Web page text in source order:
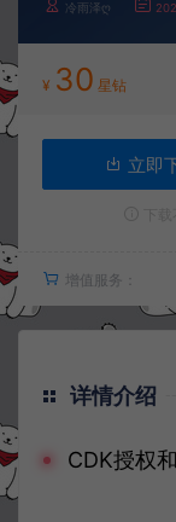
冷雨泽ღ
¥ 30 星钻
立即
增值服务：
详情介绍
CDK授权